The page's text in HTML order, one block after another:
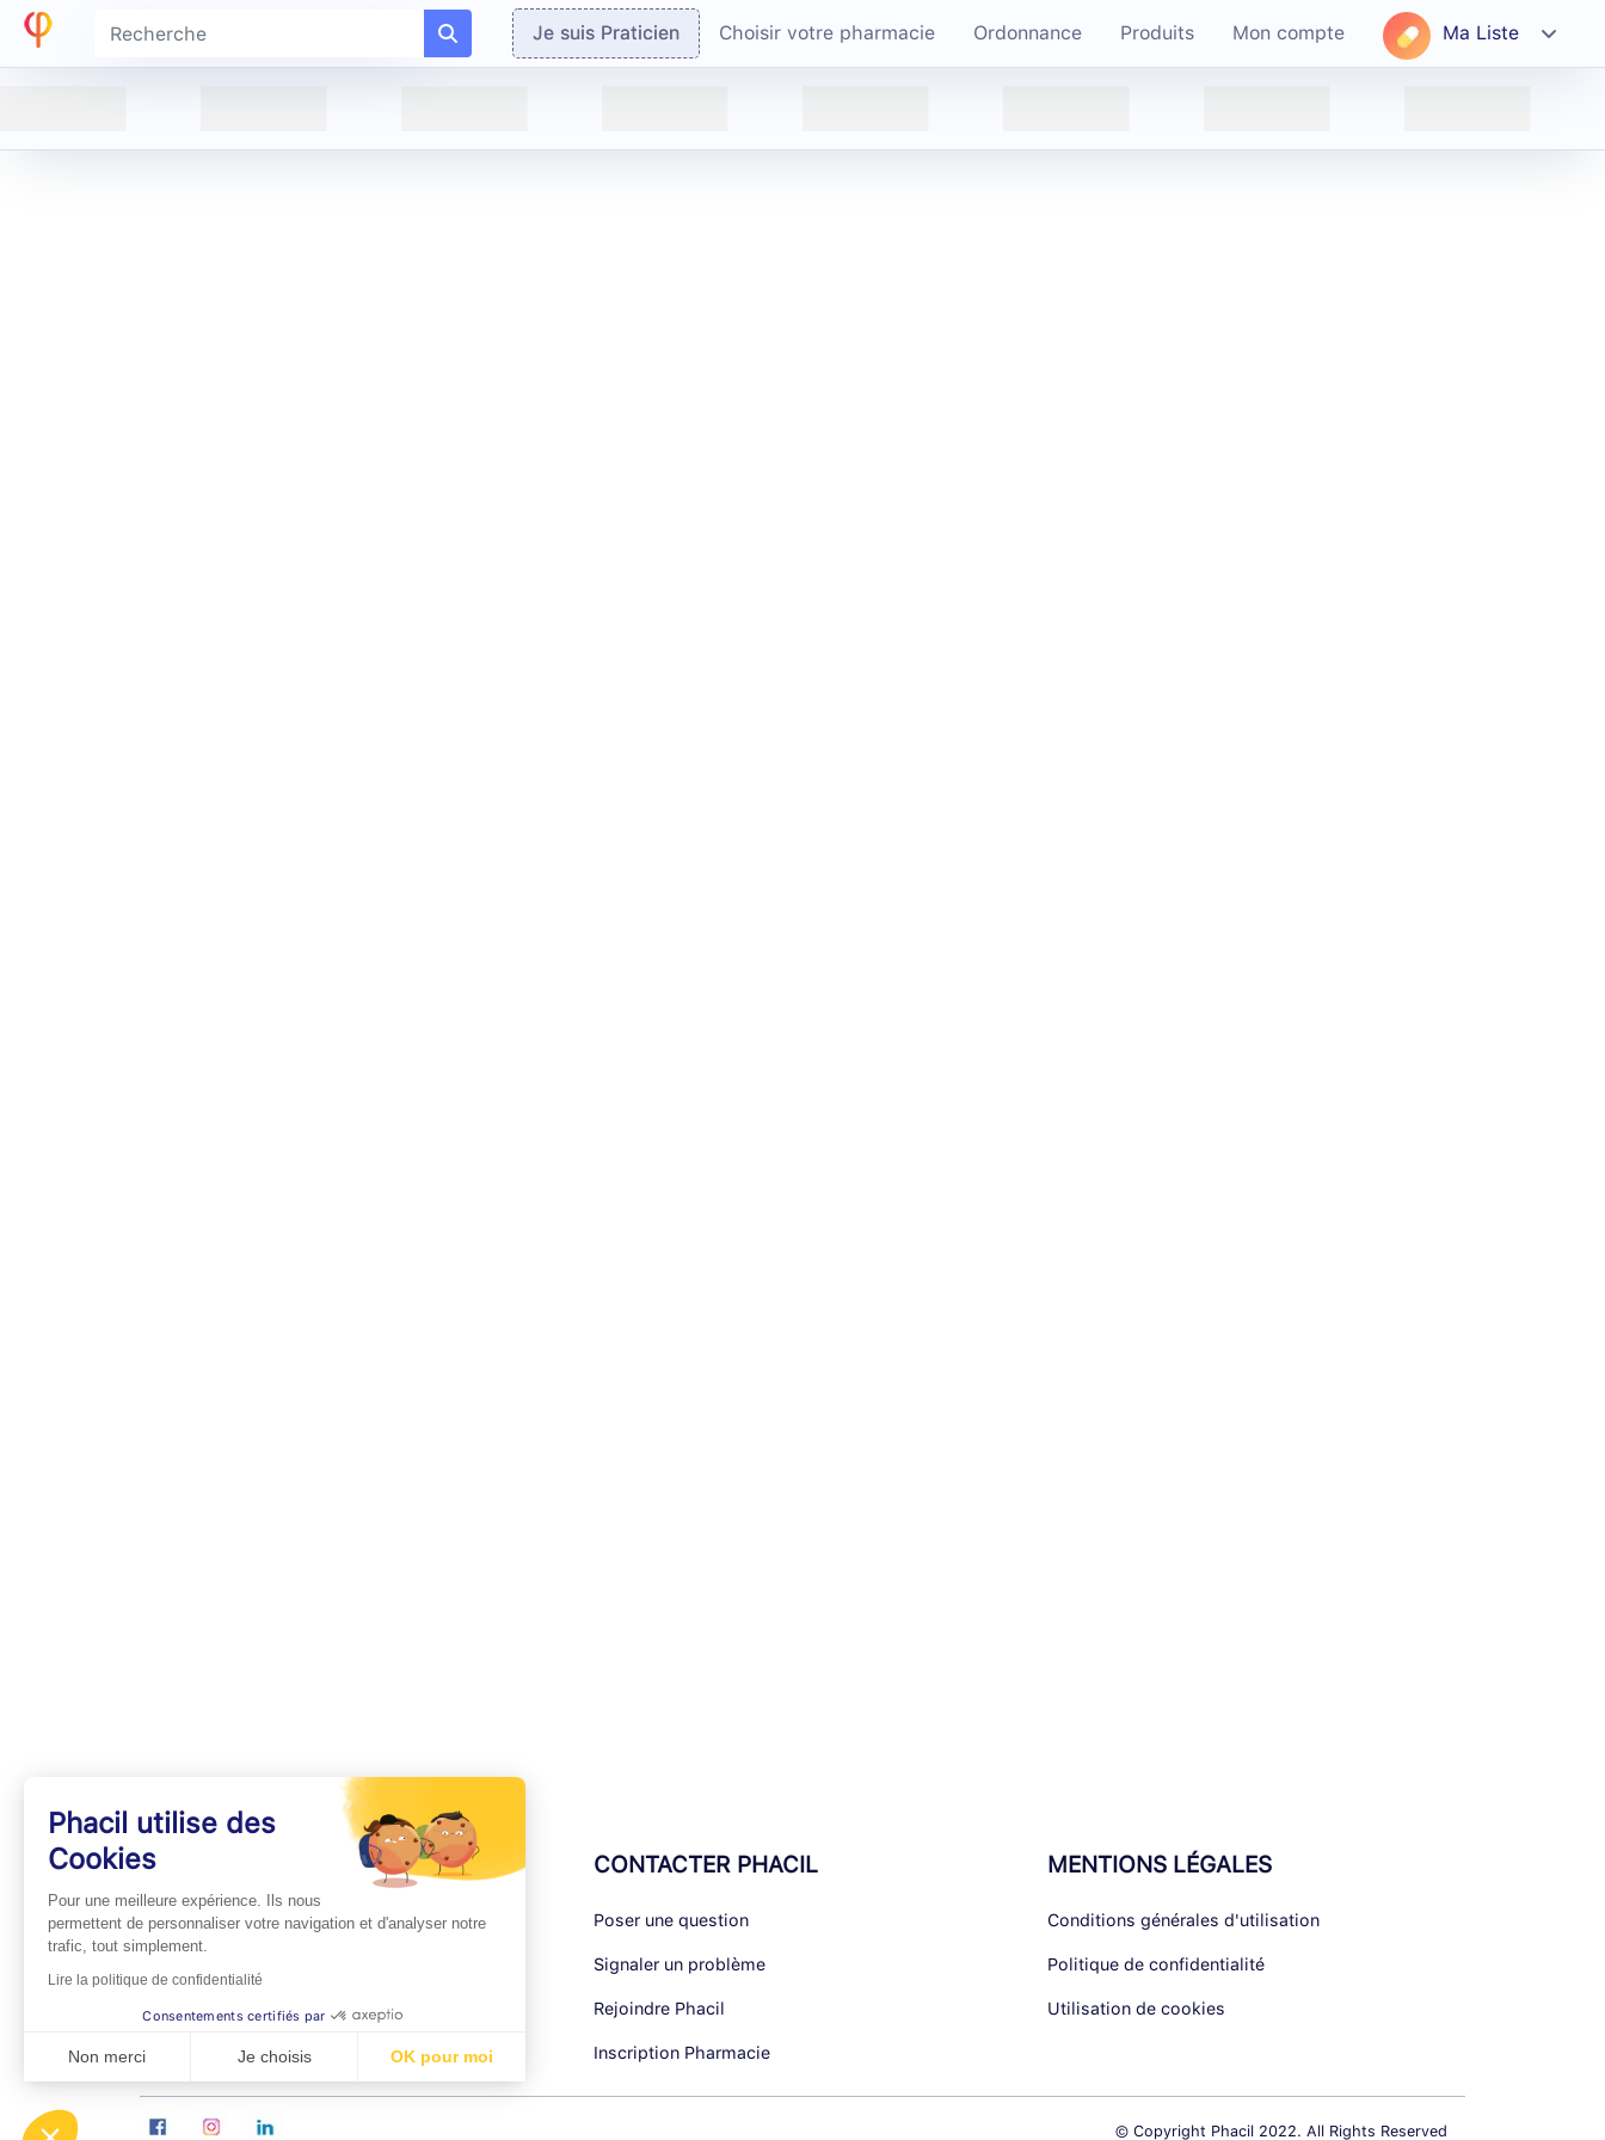
Je suis Praticien Choisir votre pharmacie Ordonnance Produits Mon compte Ma Liste
INFOS PRATIQUES
Professionnels de Santé
Espace Pharmaciens
Foire aux questions
CONTACTER PHACIL
Poser une question
Signaler un problème
Rejoindre Phacil
Inscription Pharmacie
MENTIONS LÉGALES
Conditions générales d'utilisation
Politique de confidentialité
Utilisation de cookies
© Copyright Phacil 2022. All Rights Reserved
Phacil utilise des
Cookies
Pour une meilleure expérience. Ils nous
permettent de personnaliser votre navigation et d'analyser notre
trafic, tout simplement.
Lire la politique de confidentialité
Consentements certifiés par
Non merci Je choisis OK pour moi
Axeptio consent
Plateforme de Gestion du Consentement : Personnalisez vos Options